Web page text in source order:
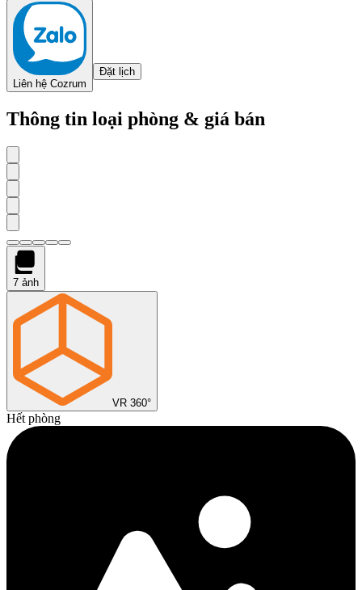
Liên hệ Cozrum
Đặt lịch
Thông tin loại phòng & giá bán
7 ảnh
VR 360°
Hết phòng